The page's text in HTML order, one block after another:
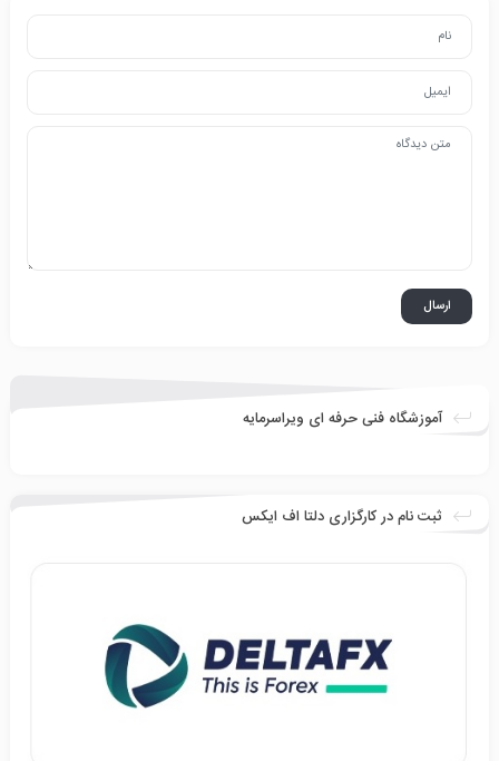
آموزشگاه فنی حرفه ای ویراسرمایه
ثبت نام در کارگزاری دلتا اف ایکس